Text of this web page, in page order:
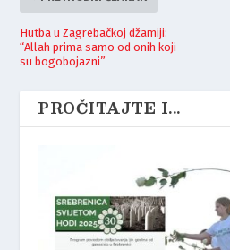
Hutba u Zagrebačkoj džamiji:
“Allah prima samo od onih koji
su bogobojazni”
PROČITAJTE I...